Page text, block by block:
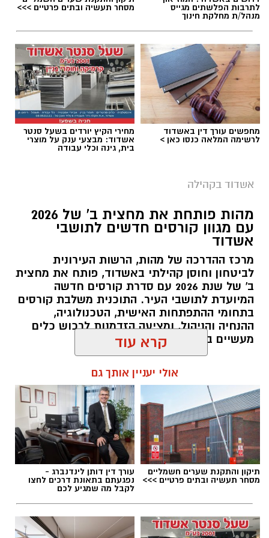
לתרבות הפלשתים מגייס
מנהל/ת מחלקת חינוך
מסחר תעשיה ובתים פרטיים >>>
מחפשים עורך דין באשדוד
לרשימה המלאה כנסו כאן >
מחירי הקיץ יורדים בשעל סנטר
אשדוד: מבצעי ענק על מוצרי
בית, גינה וכלי עבודה
אשדוד בקהילה
מהות פותחת את מחצית ב' של 2026
עם מגוון קורסים חדשים לתושבי
אשדוד
מרכז ההדרכה של מהות, הרשות העירונית
לביטחון וחוסן קהילתי באשדוד, פותח את מחצית
ב' של שנת 2026 עם סדרת קורסים חדשה
המיועדת לתושבי העיר. התוכנית משלבת קורסים
בתחומי ההתפתחות האישית, הטכנולוגיה,
ההנחיה והניהול, ומציעה הזדמנות לרכוש כלים
מעשיים במגוון תחומים מבוקשים.
אלדה נתנאל / 10:02 07.08.26
תגים:קורסים חדשים לתושבי אשדוד
קרא עוד
אולי יעניין אותך גם
תיקון והתקנת שערים חשמליים
מסחר תעשיה ובתים פרטיים >>>
עורך דין דותן לינדנברג -
נפגעתם בתאונת דרכים לחצו
לקבל מה שמגיע לכם